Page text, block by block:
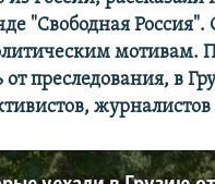
"Свободная
мотивам.
от преследования, в